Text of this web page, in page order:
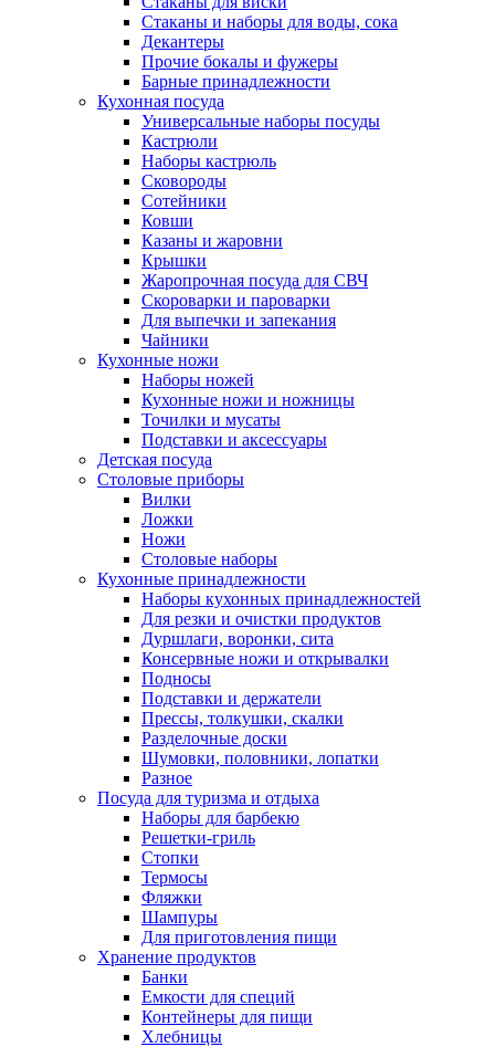
Стаканы и наборы для воды, сока
Декантеры
Прочие бокалы и фужеры
Барные принадлежности
Кухонная посуда
Универсальные наборы посуды
Кастрюли
Наборы кастрюль
Сковороды
Сотейники
Ковши
Казаны и жаровни
Крышки
Жаропрочная посуда для СВЧ
Скороварки и пароварки
Для выпечки и запекания
Чайники
Кухонные ножи
Наборы ножей
Кухонные ножи и ножницы
Точилки и мусаты
Подставки и аксессуары
Детская посуда
Столовые приборы
Вилки
Ложки
Ножи
Столовые наборы
Кухонные принадлежности
Наборы кухонных принадлежностей
Для резки и очистки продуктов
Дуршлаги, воронки, сита
Консервные ножи и открывалки
Подносы
Подставки и держатели
Прессы, толкушки, скалки
Разделочные доски
Шумовки, половники, лопатки
Разное
Посуда для туризма и отдыха
Наборы для барбекю
Решетки-гриль
Стопки
Термосы
Фляжки
Шампуры
Для приготовления пищи
Хранение продуктов
Банки
Емкости для специй
Контейнеры для пищи
Хлебницы